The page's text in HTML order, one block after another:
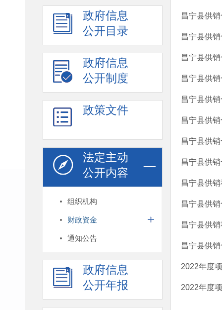
政府信息
公开目录
政府信息
公开制度
政策文件
法定主动
公开内容
组织机构
财政资金
通知公告
政府信息
公开年报
昌宁县供
昌宁县供
昌宁县供
昌宁县供
昌宁县供
昌宁县供
昌宁县供
昌宁县供
昌宁县供
昌宁县供
昌宁县供
昌宁县供
2022年度
2022年度